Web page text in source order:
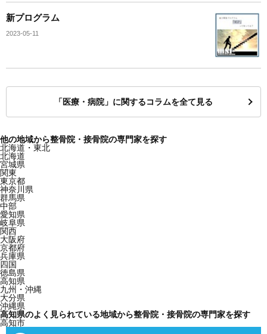
新プログラム
2023-05-11
「医療・病院」に関するコラムを全て見る
他の地域から整骨院・接骨院の専門家を探す
北海道・東北
北海道
宮城県
関東
東京都
神奈川県
群馬県
中部
愛知県
岐阜県
関西
大阪府
京都府
兵庫県
四国
徳島県
高知県
九州・沖縄
大分県
沖縄県
高知県のよく見られている地域から整骨院・接骨院の専門家を探す
高知市